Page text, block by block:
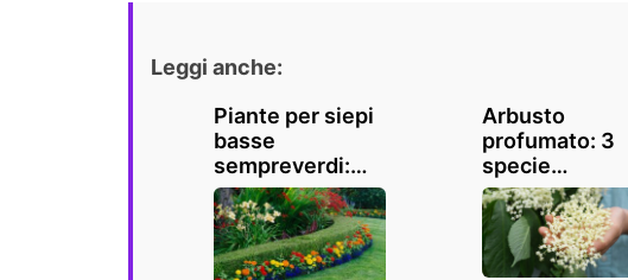
Leggi anche:
Piante per siepi
basse
sempreverdi:
consigli e guida
alla scelta per
un giardino
perfetto
Arbusto
profumato: 3
specie
bellissime per
una giardino
colorato da
favola